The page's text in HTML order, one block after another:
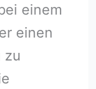
einem
einen
zu